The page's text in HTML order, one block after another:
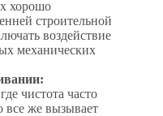
хорошо
строительной
воздействие
механических
чистота часто
все же вызывает